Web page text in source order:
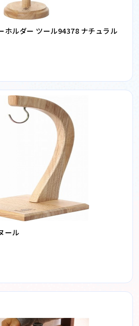
ホルダー ツール94378 ナチュラル
ール